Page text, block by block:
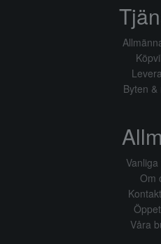
Byten
Om
Våra